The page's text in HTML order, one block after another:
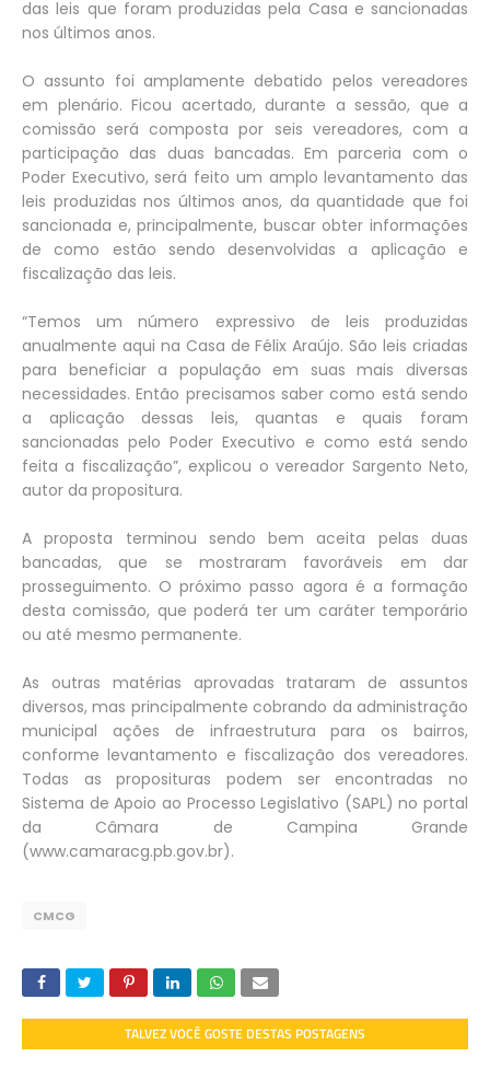
das leis que foram produzidas pela Casa e sancionadas
nos últimos anos.
O assunto foi amplamente debatido pelos vereadores
em plenário. Ficou acertado, durante a sessão, que a
comissão será composta por seis vereadores, com a
participação das duas bancadas. Em parceria com o
Poder Executivo, será feito um amplo levantamento das
leis produzidas nos últimos anos, da quantidade que foi
sancionada e, principalmente, buscar obter informações
de como estão sendo desenvolvidas a aplicação e
fiscalização das leis.
“Temos um número expressivo de leis produzidas
anualmente aqui na Casa de Félix Araújo. São leis criadas
para beneficiar a população em suas mais diversas
necessidades. Então precisamos saber como está sendo
a aplicação dessas leis, quantas e quais foram
sancionadas pelo Poder Executivo e como está sendo
feita a fiscalização”, explicou o vereador Sargento Neto,
autor da propositura.
A proposta terminou sendo bem aceita pelas duas
bancadas, que se mostraram favoráveis em dar
prosseguimento. O próximo passo agora é a formação
desta comissão, que poderá ter um caráter temporário
ou até mesmo permanente.
As outras matérias aprovadas trataram de assuntos
diversos, mas principalmente cobrando da administração
municipal ações de infraestrutura para os bairros,
conforme levantamento e fiscalização dos vereadores.
Todas as proposituras podem ser encontradas no
Sistema de Apoio ao Processo Legislativo (SAPL) no portal
da Câmara de Campina Grande
(www.camaracg.pb.gov.br).
CMCG
TALVEZ VOCÊ GOSTE DESTAS POSTAGENS